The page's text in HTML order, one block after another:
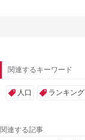
関連するキーワード
人口 ランキング
関連する記事